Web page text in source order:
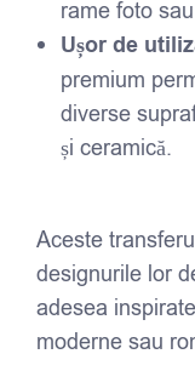
rame foto
Ușor de
premium
diverse
și ceramică.
Aceste
designurile lor
adesea
moderne sau